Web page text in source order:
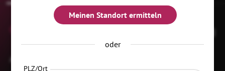
An der Zschopau 12
Meinen Standort ermitteln
oder
PLZ/Ort